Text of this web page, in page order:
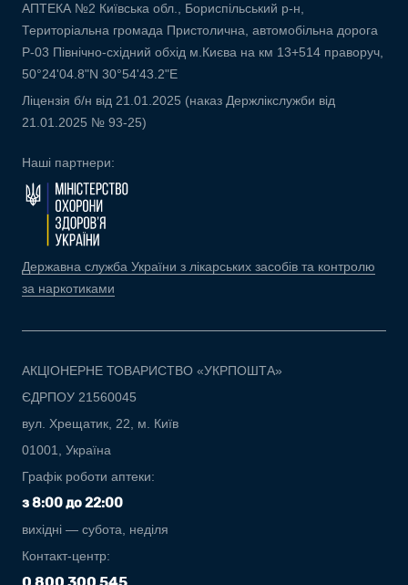
АПТЕКА №2 Київська обл., Бориспільський р-н,
Територіальна громада Пристолична, автомобільна дорога
Р-03 Північно-східний обхід м.Києва на км 13+514 праворуч,
50°24'04.8"N 30°54'43.2"E
Ліцензія б/н від 21.01.2025 (наказ Держлікслужби від
21.01.2025 № 93-25)
Наші партнери:
Державна служба України з лікарських засобів та контролю
за наркотиками
АКЦІОНЕРНЕ ТОВАРИСТВО «УКРПОШТА»
ЄДРПОУ 21560045
вул. Хрещатик, 22, м. Київ
01001, Україна
Графік роботи аптеки:
з 8:00 до 22:00
вихідні — субота, неділя
Контакт-центр: